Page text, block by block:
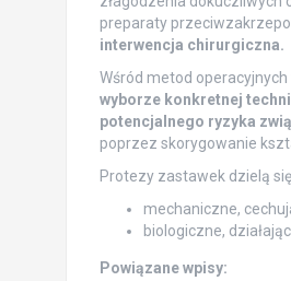
preparaty
interwencja chirurgiczna.
Wśród metod
wyborze konkretnej
potencjalnego ryzyka
poprzez skorygowanie
Protezy zastawek dzielą
mechaniczne,
biologiczne,
Powiązane wpisy: